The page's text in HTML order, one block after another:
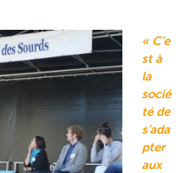
« C’e
st à
la
socié
té de
s’ada
pter
aux